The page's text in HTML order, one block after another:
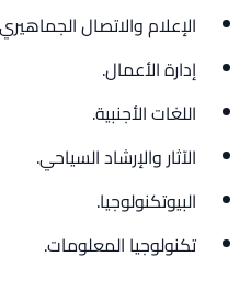
الإعلام والاتصال الجماهيري.
إدارة الأعمال.
اللغات الأجنبية.
الآثار والإرشاد السياحي.
البيوتكنولوجيا.
تكنولوجيا المعلومات.